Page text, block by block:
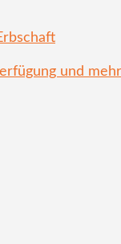
und mehr